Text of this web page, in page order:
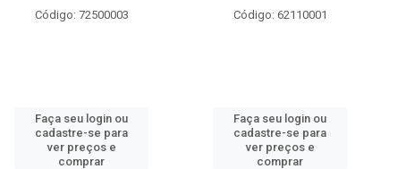
Código: 72500003
Faça seu login ou
cadastre-se para
ver preços e
comprar
Código: 62110001
Faça seu login ou
cadastre-se para
ver preços e
comprar